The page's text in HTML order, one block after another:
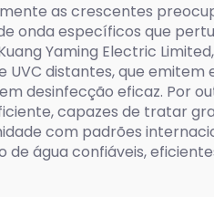
as crescentes
específicos que
Yaming Electric
distantes, que emitem
desinfecção eficaz. Por
capazes de tratar
com padrões
água confiáveis,